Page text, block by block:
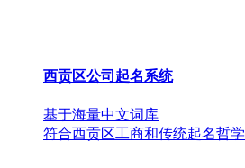
西贡区公司起名系统
基于海量中文词库
符合西贡区工商和传统起名哲学